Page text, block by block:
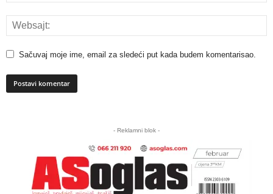
Sačuvaj moje ime, email za sledeći put kada budem komentarisao.
- Reklamni blok -